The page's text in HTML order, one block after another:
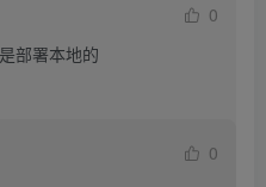
0
部署本地的
0